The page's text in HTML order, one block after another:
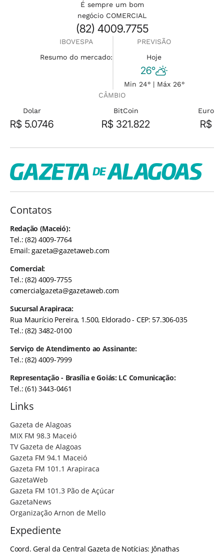
É sempre um bom
negócio COMERCIAL
(82) 4009.7755
IBOVESPA
Resumo do mercado:
PREVISÃO
Hoje
26°
Min 24° | Máx 26°
CÂMBIO
Dolar
R$ 5.0746
BitCoin
R$ 321.822
Euro
R$
Contatos
Redação (Maceió):
Tel.: (82) 4009-7764
Email:gazeta@gazetaweb.com
Comercial:
Tel.: (82) 4009-7755
comercialgazeta@gazetaweb.com
Sucursal Arapiraca:
Rua Maurício Pereira, 1.500, Eldorado - CEP: 57.306-035
Tel.: (82) 3482-0100
Serviço de Atendimento ao Assinante:
Tel.: (82) 4009-7999
Representação - Brasília e Goiás: LC Comunicação:
Tel.: (61) 3443-0461
Links
Gazeta de Alagoas
MIX FM 98.3 Maceió
TV Gazeta de Alagoas
Gazeta FM 94.1 Maceió
Gazeta FM 101.1 Arapiraca
GazetaWeb
Gazeta FM 101.3 Pão de Açúcar
GazetaNews
Organização Arnon de Mello
Expediente
Coord. Geral da Central Gazeta de Notícias: Jônathas